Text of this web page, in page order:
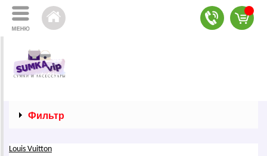
Фильтр
Louis Vuitton